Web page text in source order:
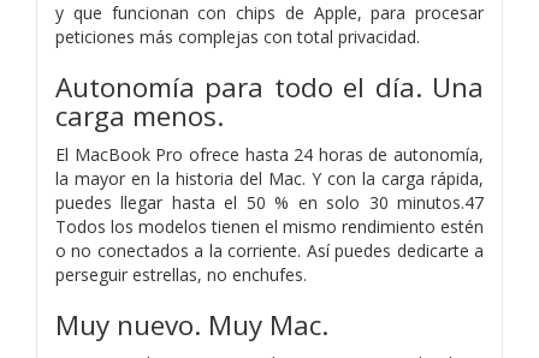
y que funcionan con chips de Apple, para procesar
peticiones más complejas con total privacidad.
Autonomía para todo el día. Una
carga menos.
El MacBook Pro ofrece hasta 24 horas de autonomía,
la mayor en la historia del Mac. Y con la carga rápida,
puedes llegar hasta el 50 % en solo 30 minutos.47
Todos los modelos tienen el mismo rendimiento estén
o no conectados a la corriente. Así puedes dedicarte a
perseguir estrellas, no enchufes.
Muy nuevo. Muy Mac.